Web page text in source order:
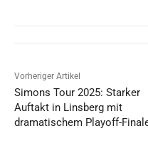
Vorheriger Artikel
Simons Tour 2025: Starker
Auftakt in Linsberg mit
dramatischem Playoff-